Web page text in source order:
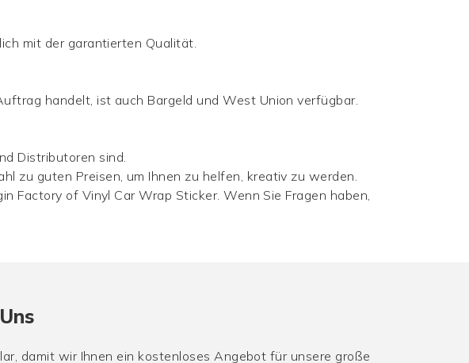
mit der garantierten Qualität.
handelt, ist auch Bargeld und West Union verfügbar.
Distributoren sind.
zu guten Preisen, um Ihnen zu helfen, kreativ zu werden.
Factory of Vinyl Car Wrap Sticker. Wenn Sie Fragen haben,
damit wir Ihnen ein kostenloses Angebot für unsere große